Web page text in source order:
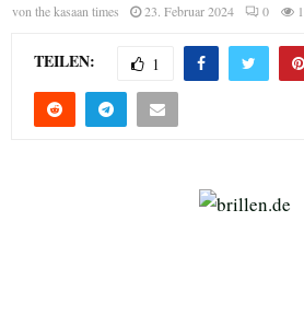
von the kasaan times 23. Februar 2024 0
TEILEN: 1